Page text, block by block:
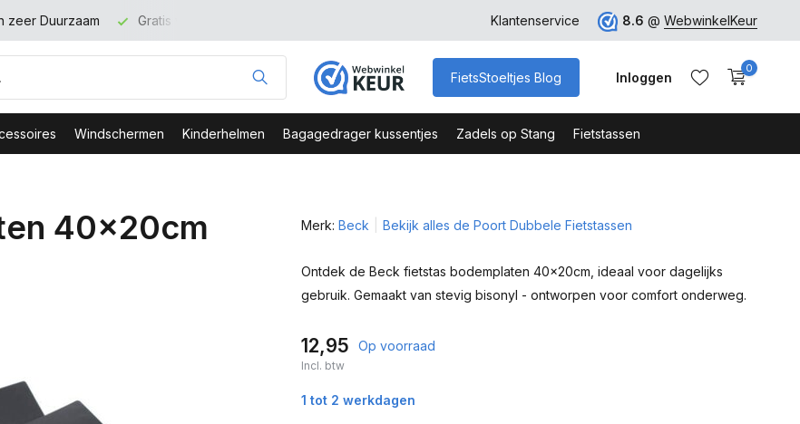
zeer Duurzaam Gratis verzending binnen NL vanaf 100 euro Veilig Bestellen - Webshop Keurmerk
Klantenservice 8.6 @ WebwinkelKeur
FietsStoeltjes Blog Inloggen
0
Windschermen Kinderhelmen Bagagedrager kussentjes Zadels op Stang Fietstassen
40x20cm Merk: Beck Bekijk alles de Poort Dubbele Fietstassen
Ontdek de Beck fietstas bodemplaten 40x20cm, ideaal voor dagelijks
gebruik. Gemaakt van stevig bisonyl - ontworpen voor comfort onderweg.
12,95 Op voorraad
Incl. btw
1 tot 2 werkdagen